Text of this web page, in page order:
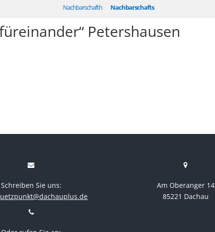
Nachbarschafth Nachbarschafts
Petershausen
Schreiben Sie uns:
Am Oberanger 14
85221 Dachau